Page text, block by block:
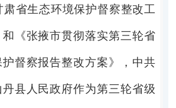
肃省生态环境保护督察整改工
《张掖市贯彻落实第三轮省
督察报告整改方案》，中共
县人民政府作为第三轮省级